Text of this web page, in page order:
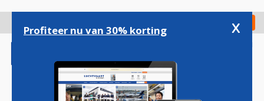
gaan
Check in
Profiteer nu van 30% korting x